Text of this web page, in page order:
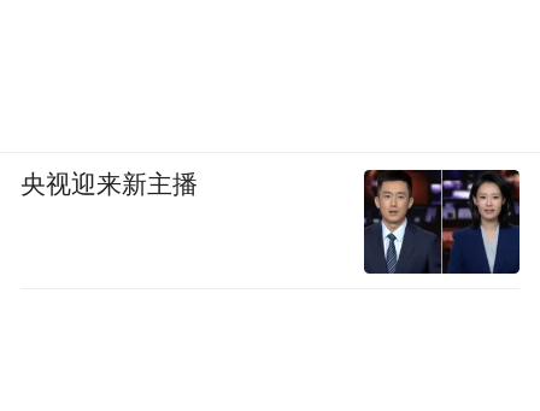
央视迎来新主播